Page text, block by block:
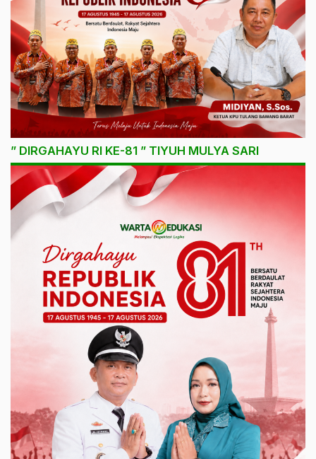
” DIRGAHAYU RI KE-81 ” TIYUH MULYA SARI